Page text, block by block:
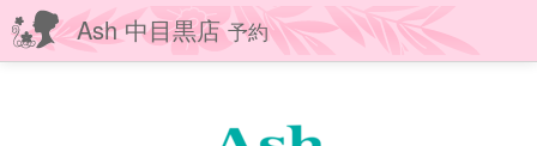
Ash 中目黒店予約